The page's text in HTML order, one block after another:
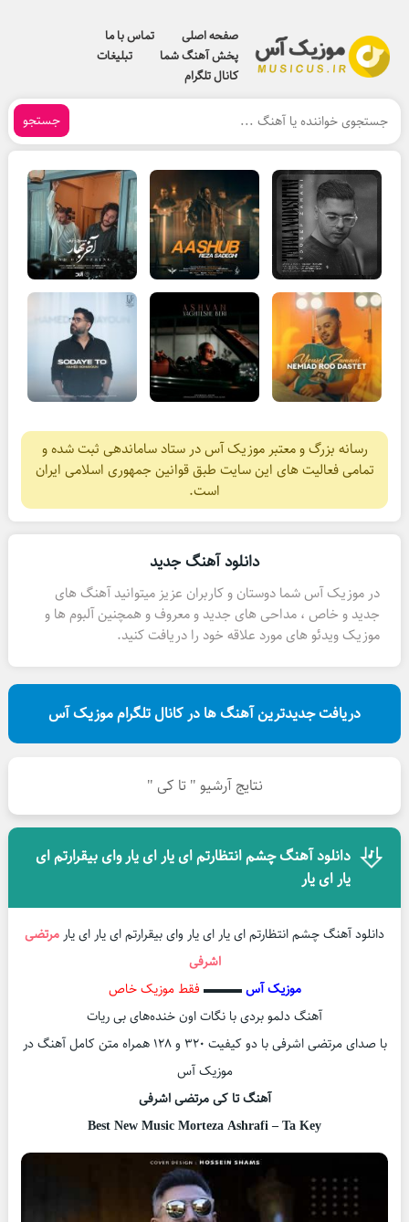
صفحه اصلی
تماس با ما
پخش آهنگ شما
تبلیغات
کانال تلگرام
جستجو
رسانه بزرگ و معتبر موزیک آس در ستاد ساماندهی ثبت شده و
تمامی فعالیت های این سایت طبق قوانین جمهوری اسلامی ایران
است.
دانلود آهنگ جدید
در موزیک آس شما دوستان و کاربران عزیز میتوانید آهنگ های
جدید و خاص ، مداحی های جدید و معروف و همچنین آلبوم ها و
موزیک ویدئو های مورد علاقه خود را دریافت کنید.
دریافت جدیدترین آهنگ ها در کانال تلگرام موزیک آس
نتایج آرشیو " تا کی "
دانلود آهنگ چشم انتظارتم ای یار ای یار وای بیقرارتم ای
یار ای یار
دانلود آهنگ چشم انتظارتم ای یار ای یار وای بیقرارتم ای یار ای یار مرتضی
اشرفی
موزیک آس▬▬▬ فقط موزیک خاص
آهنگ دلمو بردی با نگات اون خنده‌های بی ریات
با صدای مرتضی اشرفی با دو کیفیت ۳۲۰ و ۱۲۸ همراه متن کامل آهنگ در
موزیک آس
آهنگ تا کی مرتضی اشرفی
Best New Music Morteza Ashrafi – Ta Key